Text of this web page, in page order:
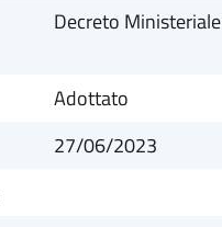
Decreto Ministeriale
Adottato
27/06/2023